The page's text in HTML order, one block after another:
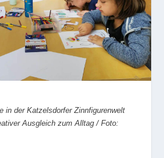
in der Katzelsdorfer Zinnfigurenwelt
Ausgleich zum Alltag / Foto: